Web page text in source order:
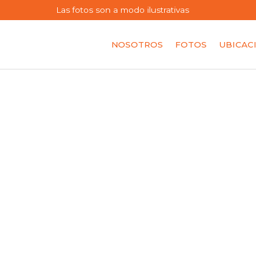
Las fotos son a modo ilustrativas
NOSOTROS FOTOS